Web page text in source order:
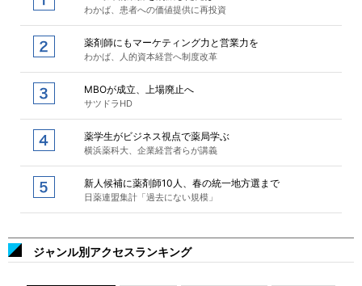
わかば、患者への価値提供に再投資
薬剤師にもマーケティング力と営業力を
わかば、人的資本経営へ制度改革
MBOが成立、上場廃止へ
サツドラHD
薬学生がビジネス視点で薬局学ぶ
横浜薬科大、企業経営者らが講義
新人候補に薬剤師10人、春の統一地方選まで
日薬連盟集計「過去にない規模」
ジャンル別アクセスランキング